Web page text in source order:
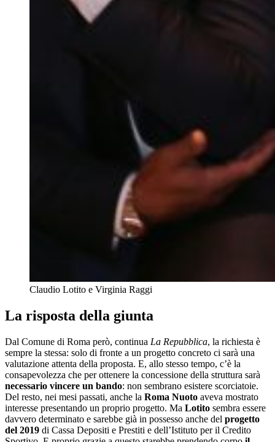
Claudio Lotito e Virginia Raggi
La risposta della giunta
Dal Comune di Roma però, continua La Repubblica, la richiesta è
sempre la stessa: solo di fronte a un progetto concreto ci sarà una
valutazione attenta della proposta. E, allo stesso tempo, c’è la
consapevolezza che per ottenere la concessione della struttura sarà
necessario vincere un bando: non sembrano esistere scorciatoie.
Del resto, nei mesi passati, anche la Roma Nuoto aveva mostrato
interesse presentando un proprio progetto. Ma Lotito sembra essere
davvero determinato e sarebbe già in possesso anche del progetto
del 2019 di Cassa Depositi e Prestiti e dell’Istituto per il Credito